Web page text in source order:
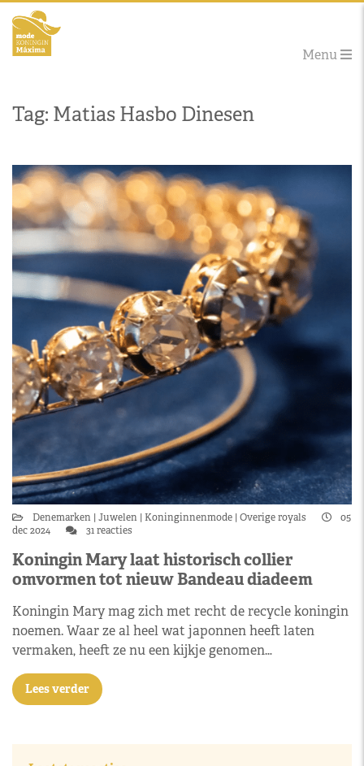
Menu
Tag: Matias Hasbo Dinesen
Denemarken Juwelen Koninginnenmode Overige royals
05
dec 2024
31 reacties
Koningin Mary laat historisch collier
omvormen tot nieuw Bandeau diadeem
Koningin Mary mag zich met recht de recycle koningin
noemen. Waar ze al heel wat japonnen heeft laten
vermaken, heeft ze nu een kijkje genomen…
Lees verder